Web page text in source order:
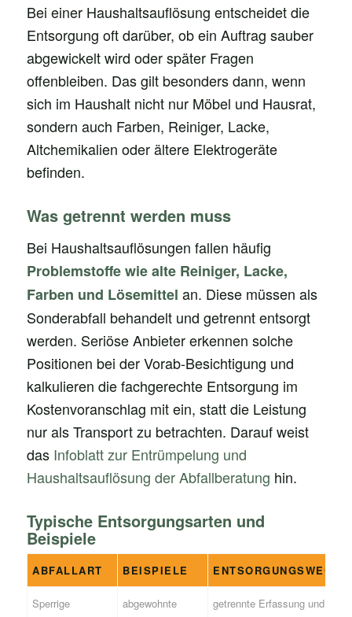
Bei einer Haushaltsauflösung entscheidet die
Entsorgung oft darüber, ob ein Auftrag sauber
abgewickelt wird oder später Fragen
offenbleiben. Das gilt besonders dann, wenn
sich im Haushalt nicht nur Möbel und Hausrat,
sondern auch Farben, Reiniger, Lacke,
Altchemikalien oder ältere Elektrogeräte
befinden.
Was getrennt werden muss
Bei Haushaltsauflösungen fallen häufig
Problemstoffe wie alte Reiniger, Lacke,
Farben und Lösemittel an. Diese müssen als
Sonderabfall behandelt und getrennt entsorgt
werden. Seriöse Anbieter erkennen solche
Positionen bei der Vorab-Besichtigung und
kalkulieren die fachgerechte Entsorgung im
Kostenvoranschlag mit ein, statt die Leistung
nur als Transport zu betrachten. Darauf weist
das Infoblatt zur Entrümpelung und
Haushaltsauflösung der Abfallberatung hin.
Typische Entsorgungsarten und
Beispiele
ABFALLART BEISPIELE ENTSORGUNGSWEG
Sperrige
abgewohnte
getrennte Erfassung und